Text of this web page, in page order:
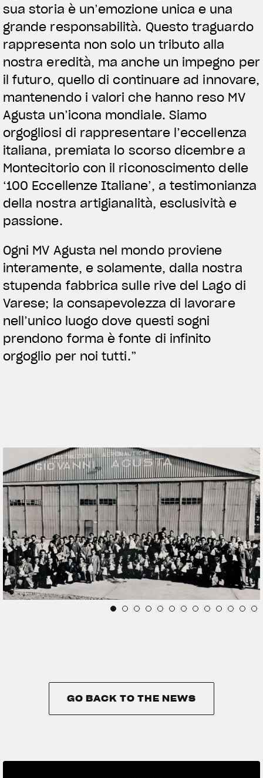
sua storia è un’emozione unica e una
grande responsabilità. Questo traguardo
rappresenta non solo un tributo alla
nostra eredità, ma anche un impegno per
il futuro, quello di continuare ad innovare,
mantenendo i valori che hanno reso MV
Agusta un’icona mondiale. Siamo
orgogliosi di rappresentare l’eccellenza
italiana, premiata lo scorso dicembre a
Montecitorio con il riconoscimento delle
‘100 Eccellenze Italiane’, a testimonianza
della nostra artigianalità, esclusività e
passione.
Ogni MV Agusta nel mondo proviene
interamente, e solamente, dalla nostra
stupenda fabbrica sulle rive del Lago di
Varese; la consapevolezza di lavorare
nell’unico luogo dove questi sogni
prendono forma è fonte di infinito
orgoglio per noi tutti.”
GO BACK TO THE NEWS